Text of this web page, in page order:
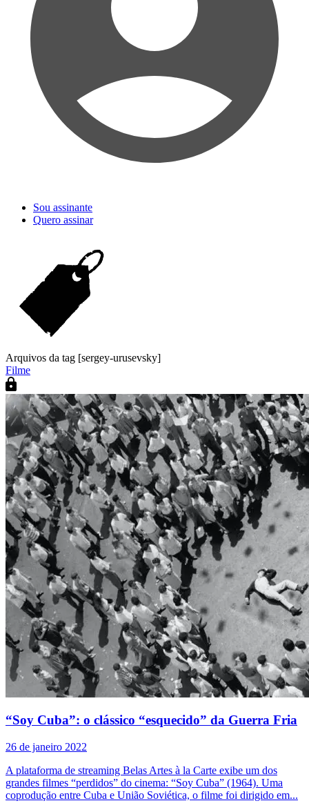
Sou assinante
Quero assinar
Arquivos da tag [sergey-urusevsky]
Filme
“Soy Cuba”: o clássico “esquecido” da Guerra Fria
26 de janeiro 2022
A plataforma de streaming Belas Artes à la Carte exibe um dos
grandes filmes “perdidos” do cinema: “Soy Cuba” (1964). Uma
coprodução entre Cuba e União Soviética, o filme foi dirigido em...